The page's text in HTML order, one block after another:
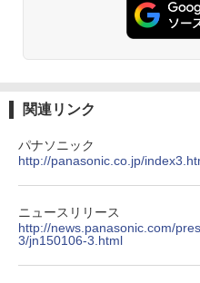
関連リンク
パナソニック
http://panasonic.co.jp/
ニュースリリース
http://news.panasonic.com/
3/jn150106-3.html